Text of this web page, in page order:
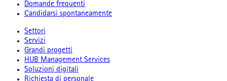
Domande frequenti
Candidarsi spontaneamente
Settori
Servizi
Grandi progetti
HUB Management Services
Soluzioni digitali